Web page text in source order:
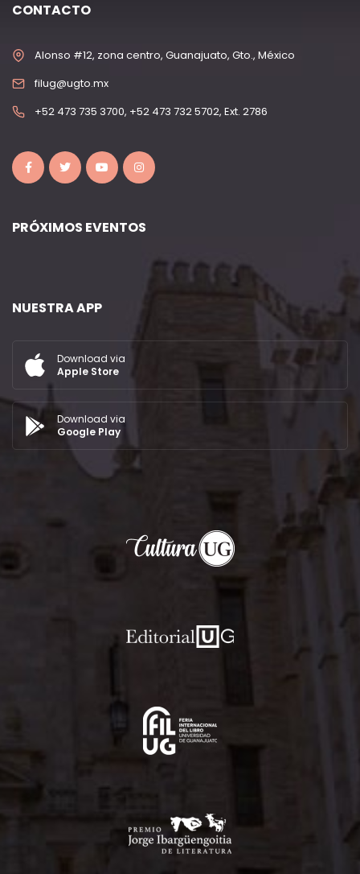
CONTACTO
Alonso #12, zona centro, Guanajuato, Gto., México
filug@ugto.mx
+52 473 735 3700, +52 473 732 5702, Ext. 2786
PRÓXIMOS EVENTOS
NUESTRA APP
Download via
Apple Store
Download via
Google Play